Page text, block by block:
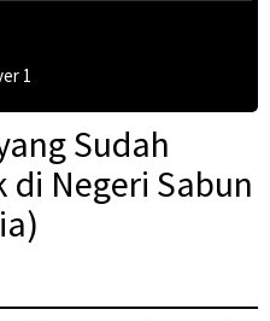
1
Sudah
di Negeri Sabun